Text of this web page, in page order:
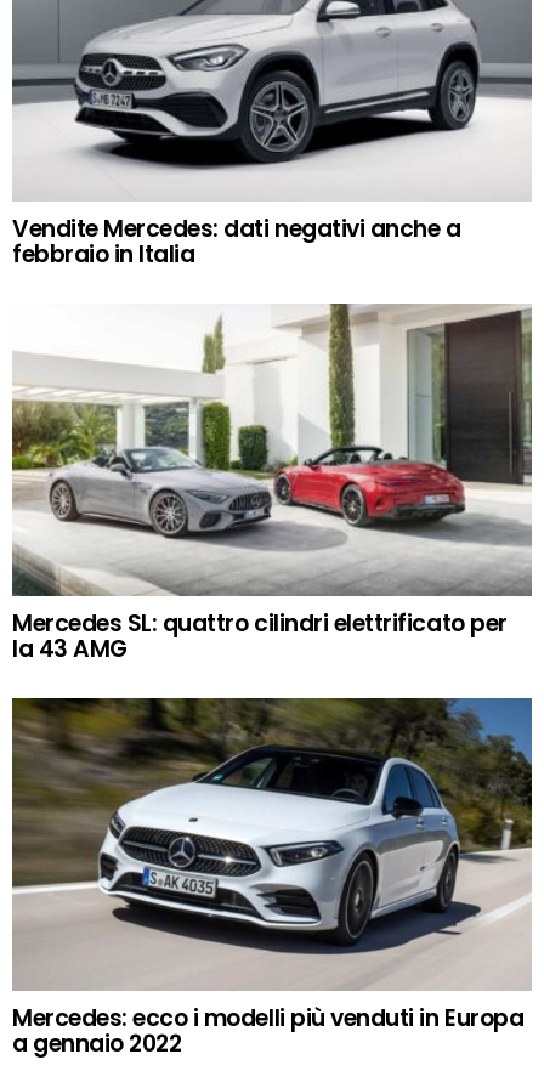
Vendite Mercedes: dati negativi anche a
febbraio in Italia
Mercedes SL: quattro cilindri elettrificato per
la 43 AMG
Mercedes: ecco i modelli più venduti in Europa
a gennaio 2022